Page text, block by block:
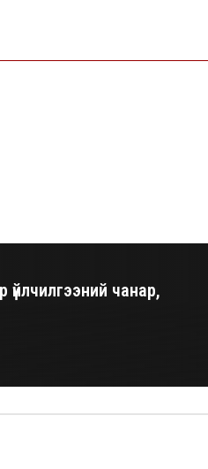
үйлчилгээний чанар,